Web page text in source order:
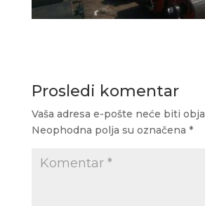
Prosledi komentar
Vaša adresa e-pošte neće biti
Neophodna polja su označena *